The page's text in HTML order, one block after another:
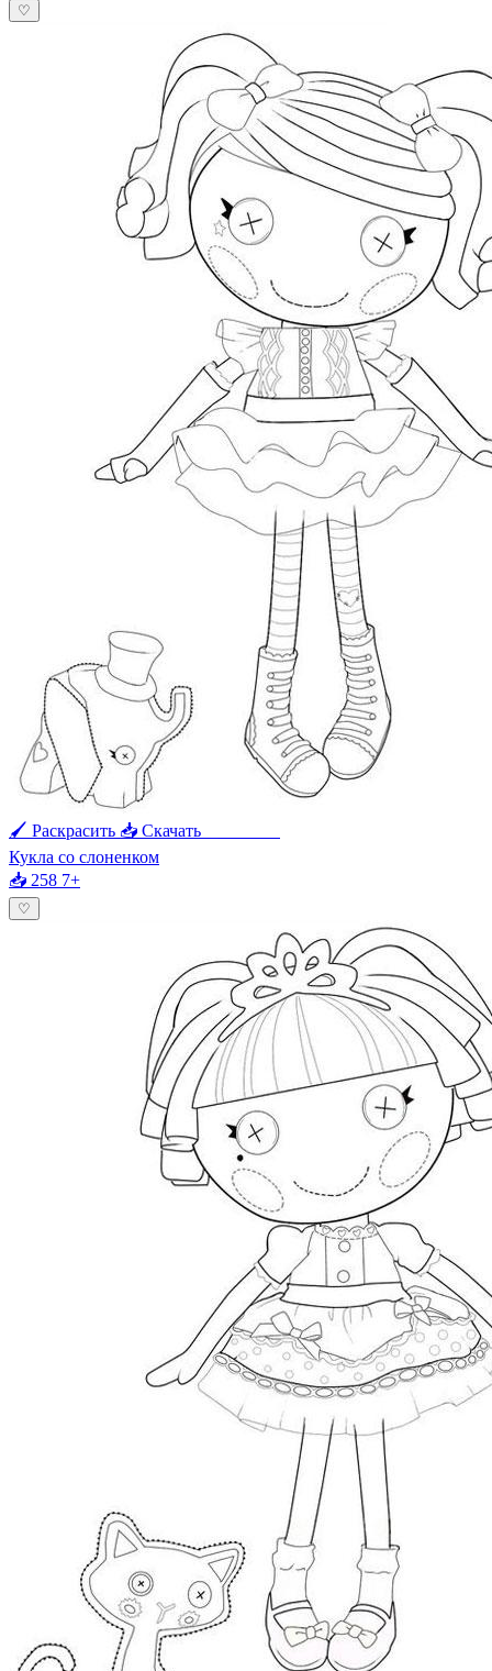
♡
🖌 Раскрасить 📥 Скачать
Кукла со слоненком
📥 258 7+
♡